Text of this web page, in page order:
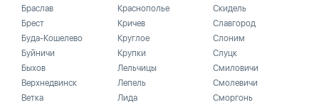
Браслав
Брест
Буда-Кошелево
Буйничи
Быхов
Верхнедвинск
Ветка
Краснополье
Кричев
Круглое
Крупки
Лельчицы
Лепель
Лида
Скидель
Славгород
Слоним
Слуцк
Смиловичи
Смолевичи
Сморгонь